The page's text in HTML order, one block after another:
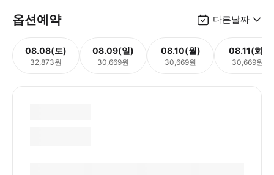
옵션예약 다른날짜
08.08(토)
32,873원
08.09(일)
30,669원
08.10(월)
30,669원
08.11(화)
30,669원